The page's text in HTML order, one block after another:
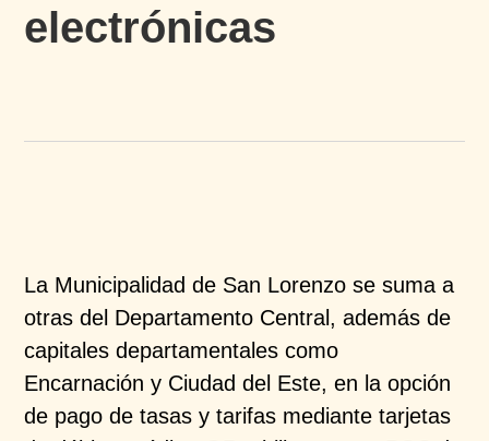
electrónicas
La Municipalidad de San Lorenzo se suma a
otras del Departamento Central, además de
capitales departamentales como
Encarnación y Ciudad del Este, en la opción
de pago de tasas y tarifas mediante tarjetas